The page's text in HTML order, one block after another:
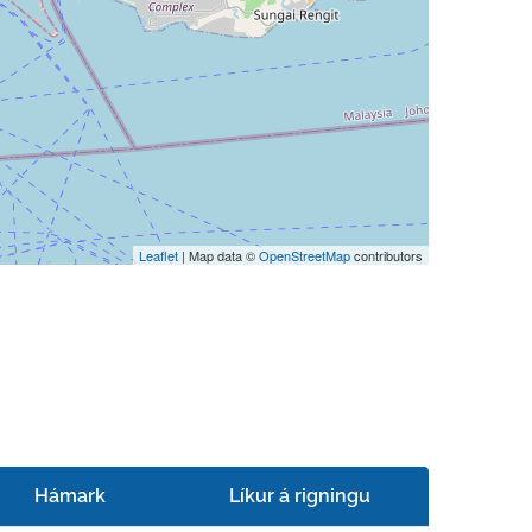
Leaflet | Map data ©OpenStreetMapcontributors
Hámark Líkur á rigningu